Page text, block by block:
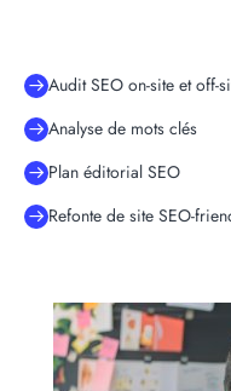
Audit SEO on-site et off-
Analyse de mots clés
Plan éditorial SEO
Refonte de site SEO-